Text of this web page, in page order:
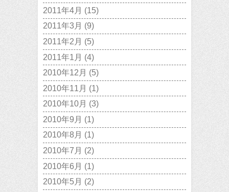
2011年4月 (15)
2011年3月 (9)
2011年2月 (5)
2011年1月 (4)
2010年12月 (5)
2010年11月 (1)
2010年10月 (3)
2010年9月 (1)
2010年8月 (1)
2010年7月 (2)
2010年6月 (1)
2010年5月 (2)